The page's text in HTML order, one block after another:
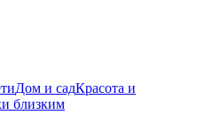
Дом и садКрасота и
близким